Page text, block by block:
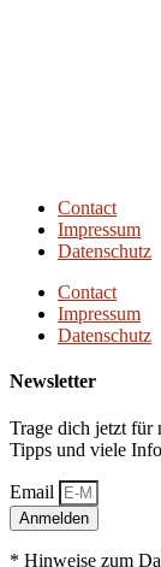
Contact
Impressum
Datenschutz
Contact
Impressum
Datenschutz
Newsletter
Trage dich jetzt für
Tipps und viele
Email
Anmelden
* Hinweise zum